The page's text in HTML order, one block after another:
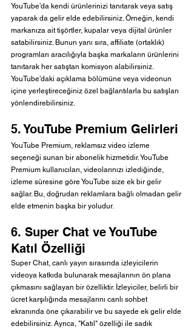
YouTube’da kendi ürünlerinizi tanıtarak veya satış
yaparak da gelir elde edebilirsiniz. Örneğin, kendi
markanıza ait tişörtler, kupalar veya dijital ürünler
satabilirsiniz. Bunun yanı sıra, affiliate (ortaklık)
programları aracılığıyla başka markaların ürünlerini
tanıtarak her satıştan komisyon alabilirsiniz.
YouTube’daki açıklama bölümüne veya videonun
içine yerleştireceğiniz özel bağlantılarla bu satışları
yönlendirebilirsiniz.
5. YouTube Premium Gelirleri
YouTube Premium, reklamsız video izleme
seçeneği sunan bir abonelik hizmetidir. YouTube
Premium kullanıcıları, videolarınızı izlediğinde,
izleme süresine göre YouTube size ek bir gelir
sağlar. Bu, doğrudan reklamlara bağlı olmadan gelir
elde etmenin başka bir yoludur.
6. Super Chat ve YouTube
Katıl Özelliği
Super Chat, canlı yayın sırasında izleyicilerin
videoya katkıda bulunarak mesajlarının ön plana
çıkmasını sağlayan bir özelliktir. İzleyiciler, belirli bir
ücret karşılığında mesajlarını canlı sohbet
ekranında öne çıkarabilir ve bu sayede ek gelir elde
edebilirsiniz. Ayrıca, "Katıl" özelliği ile sadık